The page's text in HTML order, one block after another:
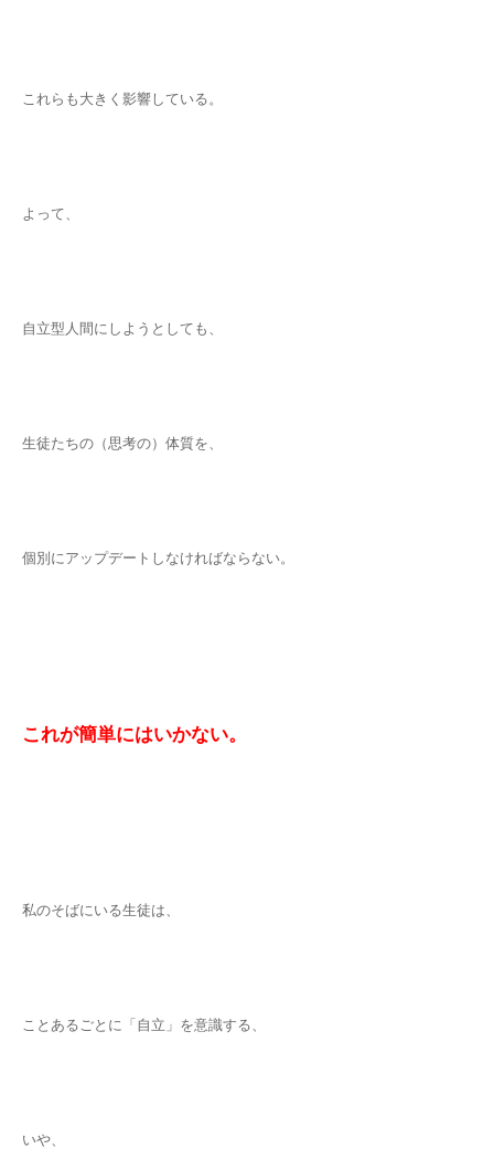
これらも大きく影響している。
よって、
自立型人間にしようとしても、
生徒たちの（思考の）体質を、
個別にアップデートしなければならない。
これが簡単にはいかない。
私のそばにいる生徒は、
ことあるごとに「自立」を意識する、
いや、